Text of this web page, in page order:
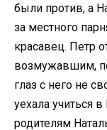
были против, а
за местного
красавец. Петр
возмужавшим,
глаз с него не
уехала учиться
родителям